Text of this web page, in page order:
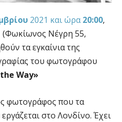
2021 και ώρα 20:00,
(Φωκίωνος Νέγρη 55,
τα εγκαίνια της
του φωτογράφου
Way»
φωτογράφος που τα
στο Λονδίνο. Έχει